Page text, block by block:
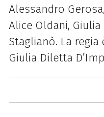
Alessandro
Alice Oldani,
Staglianò. La
Giulia Diletta